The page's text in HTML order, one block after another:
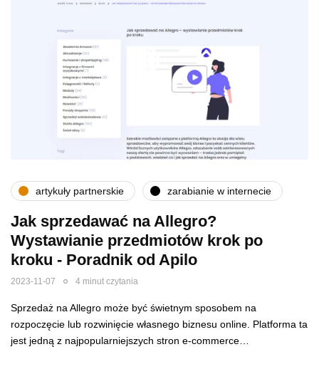
artykuły partnerskie zarabianie w internecie
Jak sprzedawać na Allegro?
Wystawianie przedmiotów krok po
kroku - Poradnik od Apilo
2023-11-07 4 minut czytania
Sprzedaż na Allegro może być świetnym sposobem na
rozpoczęcie lub rozwinięcie własnego biznesu online. Platforma ta
jest jedną z najpopularniejszych stron e-commerce…